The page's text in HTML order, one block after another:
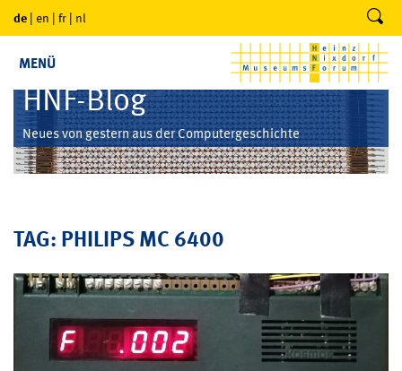
de | en | fr | nl
MENÜ
HNF-Blog
Neues von gestern aus der Computergeschichte
TAG: PHILIPS MC 6400